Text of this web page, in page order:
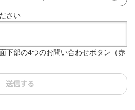
さい
下部の4つのお問い合わせボタン（赤
送信する